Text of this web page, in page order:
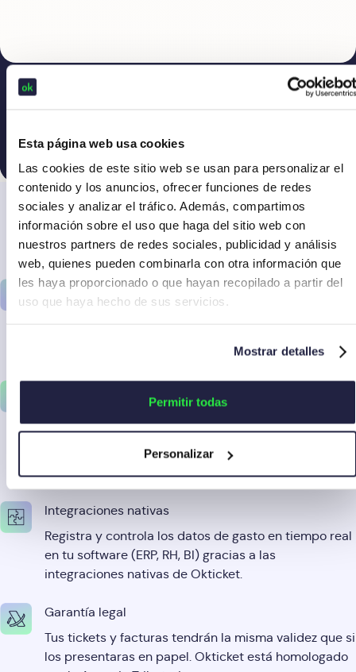
Esta página web usa cookies
Las cookies de este sitio web se usan para personalizar el
contenido y los anuncios, ofrecer funciones de redes
sociales y analizar el tráfico. Además, compartimos
información sobre el uso que haga del sitio web con
nuestros partners de redes sociales, publicidad y análisis
web, quienes pueden combinarla con otra información que
les haya proporcionado o que hayan recopilado a partir del
uso que haya hecho de sus servicios.
Mostrar detalles
Permitir todas
Personalizar
Todas las funcionalidades
Gestión eficiente y control total en tu
mano
Velocidad
Digitalización y control en tiempo real. La potente
registrar de inmediato el gasto con seguridad.
administrativas. Optimiza procesos estratégicos y
maximiza el valor para tu negocio con la
automatización de gastos.
Integraciones nativas
Registra y controla los datos de gasto en tiempo real
en tu software (ERP, RH, BI) gracias a las
integraciones nativas de Okticket.
Garantía legal
Tus tickets y facturas tendrán la misma validez que si
los presentaras en papel. Okticket está homologado
Solicitar una demo